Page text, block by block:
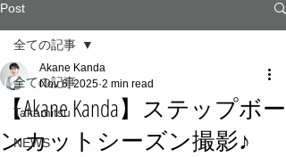
Post
全ての記事
Takamitsu
NEWS
全ての記事
【Akane Kanda】ステップボー
ンカットシーズン撮影♪
Akane Kanda
Nov 6, 2025 2 min read